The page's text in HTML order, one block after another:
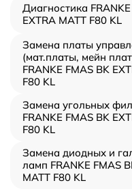
Диагностика
EXTRA MATT F80 KL
Замена платы
(мат.платы, мейн
FRANKE FMAS BK
F80 KL
Замена угольных
FRANKE FMAS BK
F80 KL
Замена диодных и
ламп FRANKE FMAS
MATT F80 KL